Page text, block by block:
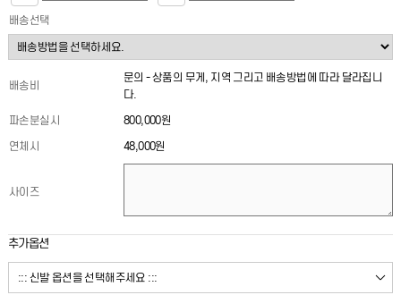
배송선택
배송비
문의 - 상품의 무게, 지역 그리고 배송방법에 따라 달라집니
다.
파손분실시
800,000원
연체시
48,000원
사이즈
추가옵션